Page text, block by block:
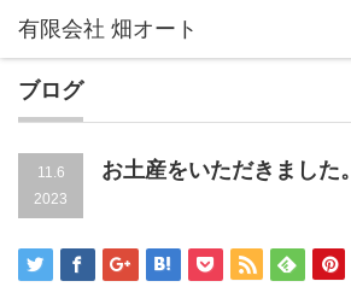
ブログ
11.6
2023
お土産をいただきました。